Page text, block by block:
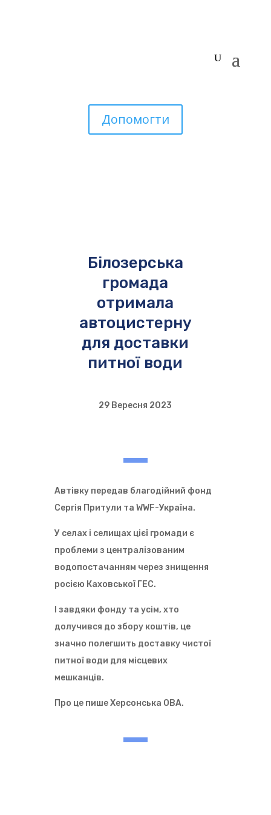
Допомогти
Білозерська
громада
отримала
автоцистерну
для доставки
питної води
29 Вересня 2023
Автівку передав благодійний фонд
Сергія Притули та WWF-Україна.
У селах і селищах цієї громади є
проблеми з централізованим
водопостачанням через знищення
росією Каховської ГЕС.
І завдяки фонду та усім, хто
долучився до збору коштів, це
значно полегшить доставку чистої
питної води для місцевих
мешканців.
Про це пише Херсонська ОВА.